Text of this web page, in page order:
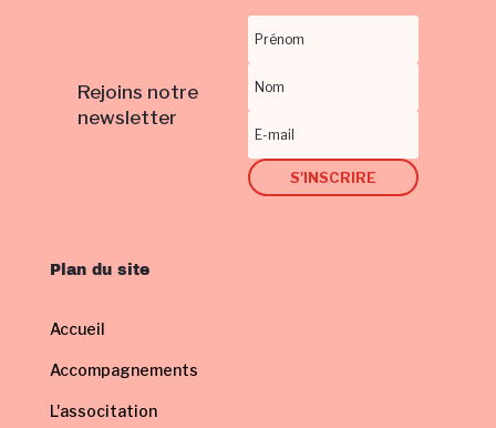
Rejoins notre
newsletter
S'INSCRIRE
Plan du site
Accueil
Accompagnements
L'associtation